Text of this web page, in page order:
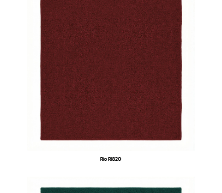
Rio RI820